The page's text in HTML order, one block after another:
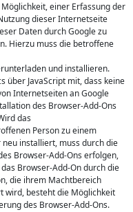
einer Erfassung der
dieser Internetseite
Daten durch Google zu
Hierzu muss die betroffene
und installieren.
über JavaScript mit, dass keine
Internetseiten an Google
des Browser-Add-Ons
das
Person zu einem
installiert, muss durch die
Browser-Add-Ons erfolgen,
Browser-Add-On durch die
die ihrem Machtbereich
wird, besteht die Möglichkeit
des Browser-Add-Ons.